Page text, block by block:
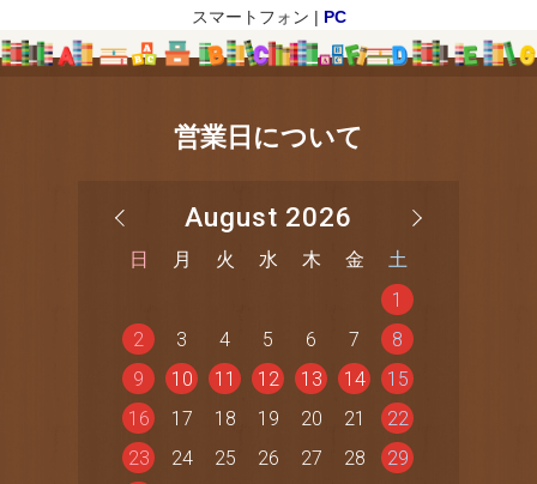
スマートフォン | PC
営業日について
August 2026
日 月 火 水 木 金
土
1
2
3 4 5 6 7
8
9
10 11 12 13 14
15
16
17 18 19 20 21
22
23
24 25 26 27 28
29